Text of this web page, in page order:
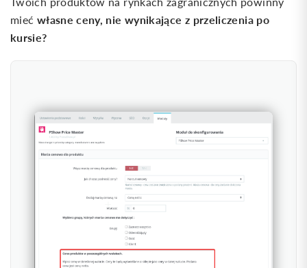
mieć własne ceny, nie wynikające z przeliczenia po
kursie?